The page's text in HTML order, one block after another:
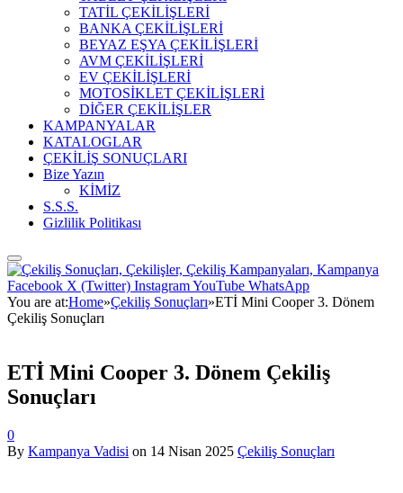
TATİL ÇEKİLİŞLERİ
BANKA ÇEKİLİŞLERİ
BEYAZ EŞYA ÇEKİLİŞLERİ
AVM ÇEKİLİŞLERİ
EV ÇEKİLİŞLERİ
MOTOSİKLET ÇEKİLİŞLERİ
DİĞER ÇEKİLİŞLER
KAMPANYALAR
KATALOGLAR
ÇEKİLİŞ SONUÇLARI
Bize Yazın
KİMİZ
S.S.S.
Gizlilik Politikası
Facebook X (Twitter) InstagramYouTube WhatsApp
You are at:Home»Çekiliş Sonuçları»ETİ Mini Cooper 3. Dönem
Çekiliş Sonuçları
ETİ Mini Cooper 3. Dönem Çekiliş
Sonuçları
0
By Kampanya Vadisi on 14 Nisan 2025 Çekiliş Sonuçları